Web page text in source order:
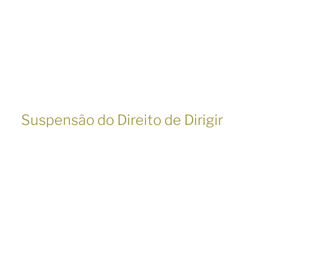
Suspensão do Direito de Dirigir